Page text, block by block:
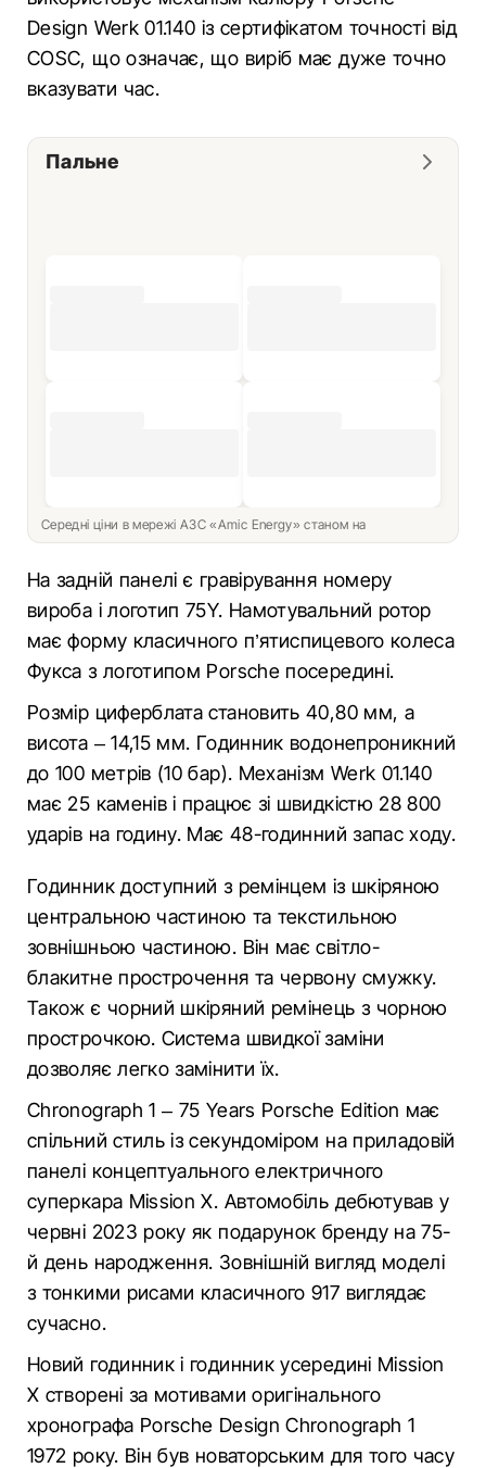
Design Werk 01.140 із сертифікатом точності від
COSC, що означає, що виріб має дуже точно
вказувати час.
Пальне
Середні ціни в мережі АЗС «Amic Energy» станом на
На задній панелі є гравірування номеру
вироба і логотип 75Y. Намотувальний ротор
має форму класичного п’ятиспицевого колеса
Фукса з логотипом Porsche посередині.
Розмір циферблата становить 40,80 мм, а
висота – 14,15 мм. Годинник водонепроникний
до 100 метрів (10 бар). Механізм Werk 01.140
має 25 каменів і працює зі швидкістю 28 800
ударів на годину. Має 48-годинний запас ходу.
Годинник доступний з ремінцем із шкіряною
центральною частиною та текстильною
зовнішньою частиною. Він має світло-
блакитне прострочення та червону смужку.
Також є чорний шкіряний ремінець з чорною
прострочкою. Система швидкої заміни
дозволяє легко замінити їх.
Chronograph 1 – 75 Years Porsche Edition має
спільний стиль із секундоміром на приладовій
панелі концептуального електричного
суперкара Mission X. Автомобіль дебютував у
червні 2023 року як подарунок бренду на 75-
й день народження. Зовнішній вигляд моделі
з тонкими рисами класичного 917 виглядає
сучасно.
Новий годинник і годинник усередині Mission
X створені за мотивами оригінального
хронографа Porsche Design Chronograph 1
1972 року. Він був новаторським для того часу